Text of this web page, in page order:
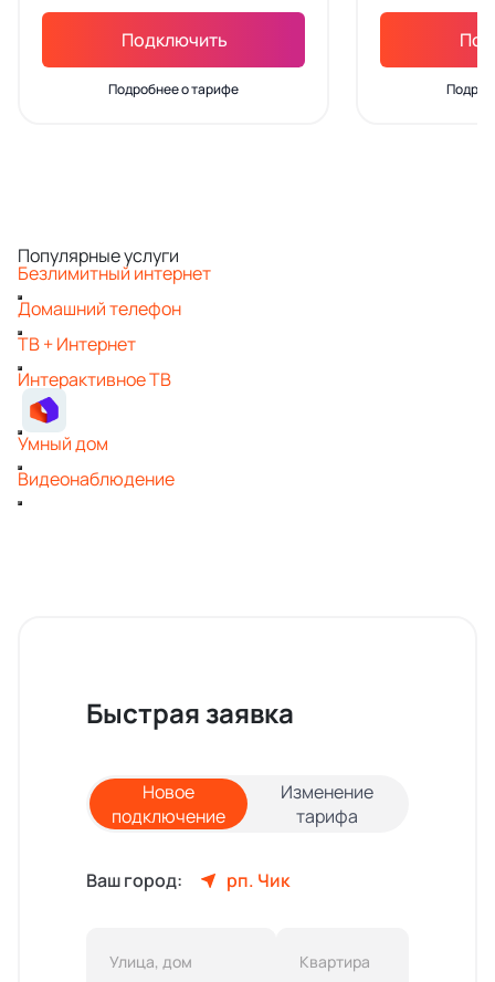
Подключить
Подробнее о тарифе
Популярные услуги
Безлимитный интернет
Домашний телефон
ТВ + Интернет
Интерактивное ТВ
Умный дом
Видеонаблюдение
Быстрая заявка
Новое
подключение
Изменение
тарифа
Ваш город: рп. Чик